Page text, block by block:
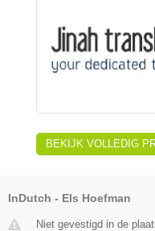
BEKIJK VOLLEDIG
InDutch - Els Hoefman
Niet gevestigd in de